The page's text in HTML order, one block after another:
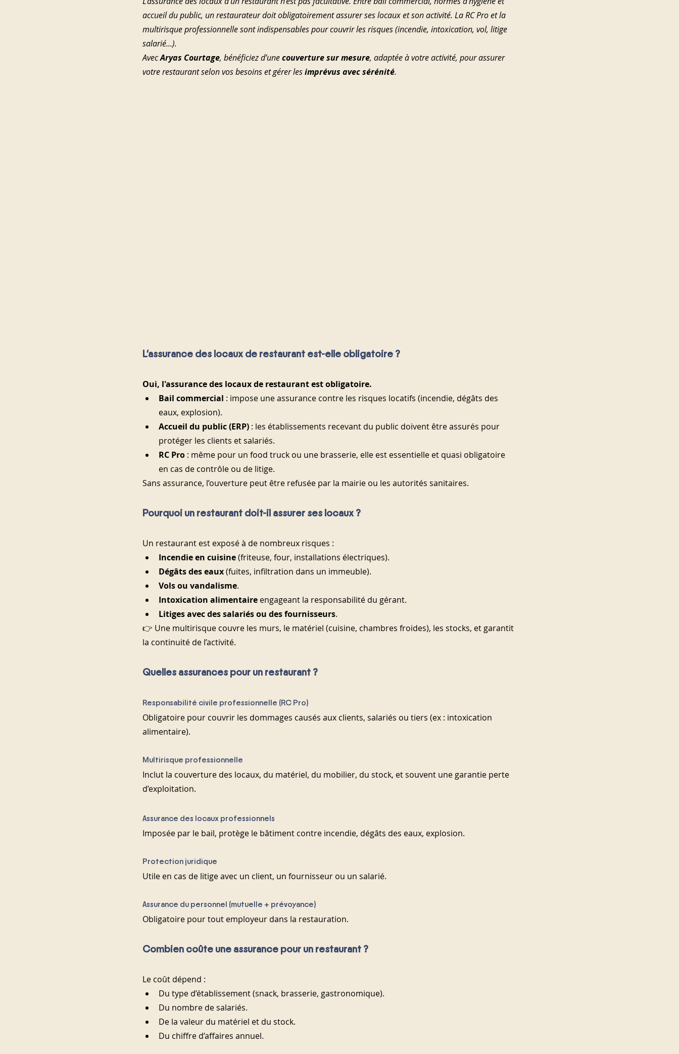
accueil du public, un restaurateur doit obligatoirement assurer ses locaux et son activité. La RC Pro et la
multirisque professionnelle sont indispensables pour couvrir les risques (incendie, intoxication, vol, litige
salarié…).
Avec Aryas Courtage, bénéficiez d’une couverture sur mesure, adaptée à votre activité, pour assurer
votre restaurant selon vos besoins et gérer les imprévus avec sérénité.
L’assurance des locaux de restaurant est-elle obligatoire ?
Oui, l'assurance des locaux de restaurant est obligatoire.
Bail commercial : impose une assurance contre les risques locatifs (incendie, dégâts des
eaux, explosion).
Accueil du public (ERP) : les établissements recevant du public doivent être assurés pour
protéger les clients et salariés.
RC Pro : même pour un food truck ou une brasserie, elle est essentielle et quasi obligatoire
en cas de contrôle ou de litige.
Sans assurance, l’ouverture peut être refusée par la mairie ou les autorités sanitaires.
Pourquoi un restaurant doit-il assurer ses locaux ?
Un restaurant est exposé à de nombreux risques :
Incendie en cuisine (friteuse, four, installations électriques).
Dégâts des eaux (fuites, infiltration dans un immeuble).
Vols ou vandalisme.
Intoxication alimentaire engageant la responsabilité du gérant.
Litiges avec des salariés ou des fournisseurs.
👉 Une multirisque couvre les murs, le matériel (cuisine, chambres froides), les stocks, et garantit
la continuité de l’activité.
Quelles assurances pour un restaurant ?
Responsabilité civile professionnelle (RC Pro)
Obligatoire pour couvrir les dommages causés aux clients, salariés ou tiers (ex : intoxication
alimentaire).
Multirisque professionnelle
Inclut la couverture des locaux, du matériel, du mobilier, du stock, et souvent une garantie perte
d’exploitation.
Assurance des locaux professionnels
Imposée par le bail, protège le bâtiment contre incendie, dégâts des eaux, explosion.
Protection juridique
Utile en cas de litige avec un client, un fournisseur ou un salarié.
Assurance du personnel (mutuelle + prévoyance)
Obligatoire pour tout employeur dans la restauration.
Combien coûte une assurance pour un restaurant ?
Le coût dépend :
Du type d’établissement (snack, brasserie, gastronomique).
Du nombre de salariés.
De la valeur du matériel et du stock.
Du chiffre d’affaires annuel.